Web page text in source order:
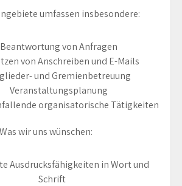
umfassen insbesondere:
Beantwortung von Anfragen
von Anschreiben und E-Mails
und Gremienbetreuung
Veranstaltungsplanung
organisatorische Tätigkeiten
Was wir uns wünschen:
Ausdrucksfähigkeiten in Wort und
Schrift